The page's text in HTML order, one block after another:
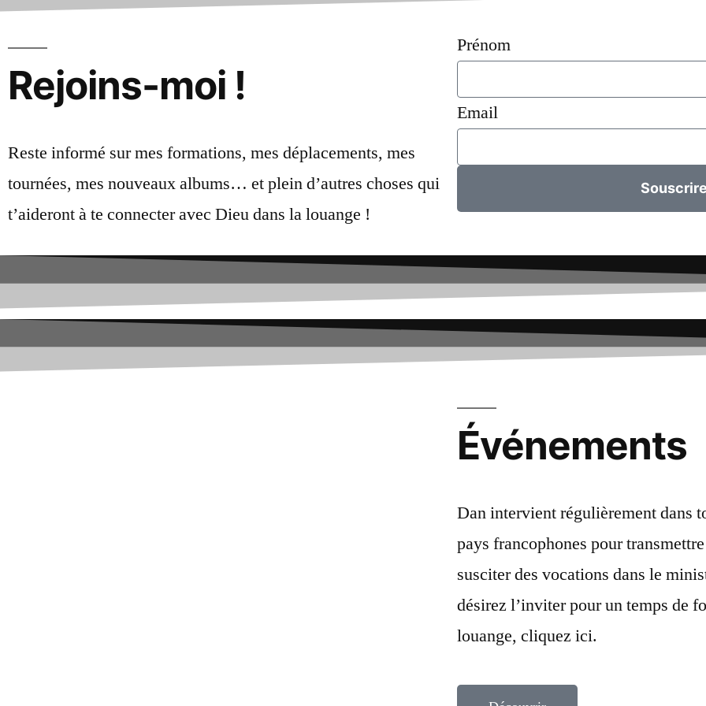
Rejoins-moi !
Reste informé sur mes formations, mes déplacements, mes
tournées, mes nouveaux albums… et plein d’autres choses qui
t’aideront à te connecter avec Dieu dans la louange !
Prénom
Email
Événements
Dan intervient régulièrement dans
pays francophones pour
susciter des vocations dans le
désirez l’inviter pour un temps de
louange, cliquez ici.